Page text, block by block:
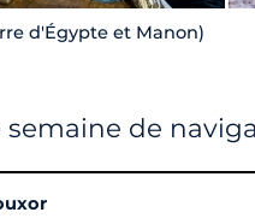
d'Égypte et Manon)
semaine de